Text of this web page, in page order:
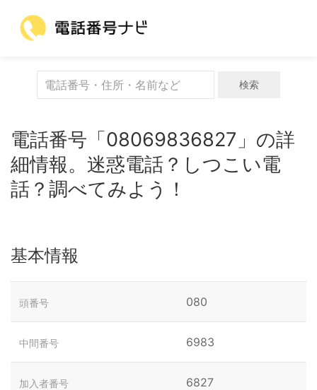
検索
電話番号「08069836827」の詳
細情報。迷惑電話？しつこい電
話？調べてみよう！
基本情報
頭番号 080
中間番号 6983
加入者番号 6827